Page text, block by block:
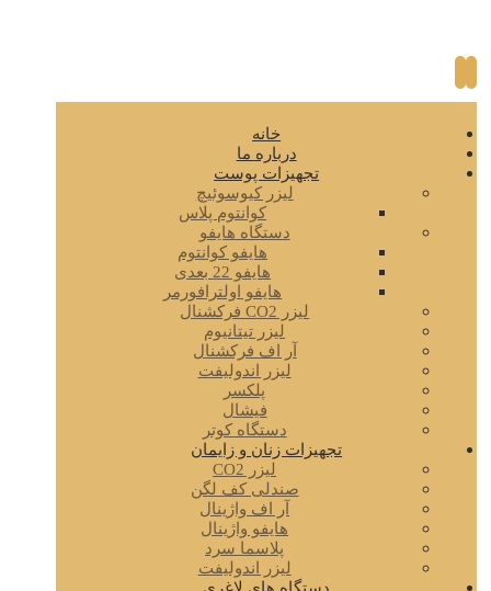
خانه
درباره ما
تجهیزات پوست
لیزر کیوسوئیچ
کوانتوم پلاس
دستگاه هایفو
هایفو کوانتوم
هایفو 22 بعدی
هایفو اولترافورمر
لیزر CO2 فرکشنال
لیزر تیتانیوم
آر اف فرکشنال
لیزر اندولیفت
پلکسر
فیشال
دستگاه کوتر
تجهیزات زنان و زایمان
لیزر CO2
صندلی کف لگن
آر اف واژینال
هایفو واژینال
پلاسما سرد
لیزر اندولیفت